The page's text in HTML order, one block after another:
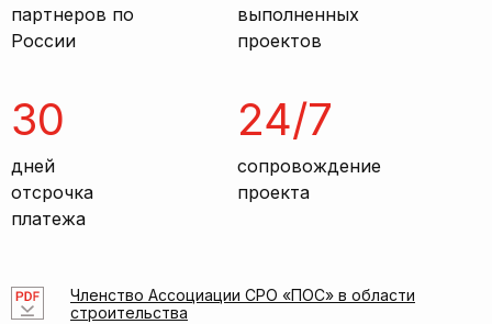
партнеров по
России
выполненных
проектов
30
дней
отсрочка
платежа
24/7
сопровождение
проекта
Членство Ассоциации СРО «ПОС» в области
строительства